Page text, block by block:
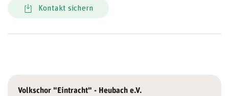
Kontakt sichern
Volkschor "Eintracht" - Heubach e.V.